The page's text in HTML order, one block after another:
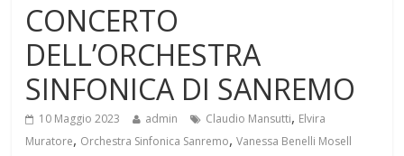
CONCERTO
DELL’ORCHESTRA
SINFONICA DI SANREMO
10 Maggio 2023 admin Claudio Mansutti, Elvira
Muratore, Orchestra Sinfonica Sanremo,Vanessa Benelli Mosell